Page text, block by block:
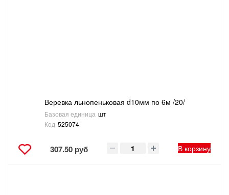
Веревка льнопеньковая d10мм по 6м /20/
Базовая единица шт
Код 525074
307.50 руб В корзину